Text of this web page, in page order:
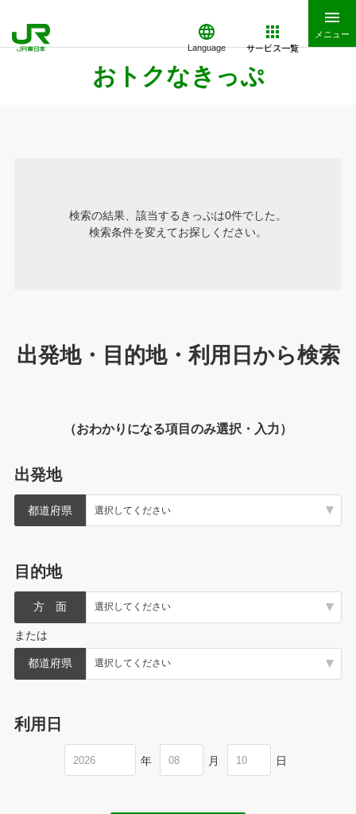
Language サービス一覧
メニュー
おトクなきっぷ
検索の結果、該当するきっぷは0件でした。
検索条件を変えてお探しください。
出発地・目的地・利用日から検索
（おわかりになる項目のみ選択・入力）
出発地
都道府県
目的地
方 面
または
都道府県
利用日
年 月 日